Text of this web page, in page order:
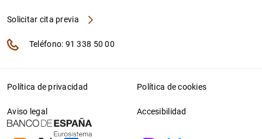
Solicitar cita previa
Teléfono: 91 338 50 00
Política de privacidad Política de cookies
Aviso legal Accesibilidad